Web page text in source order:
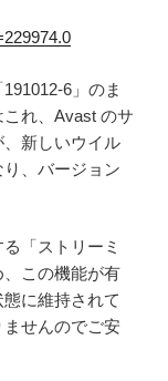
6」のま
れ、Avast のサ
新しいウイル
、バージョン
「ストリーミ
この機能が有
に維持されて
せんのでご安